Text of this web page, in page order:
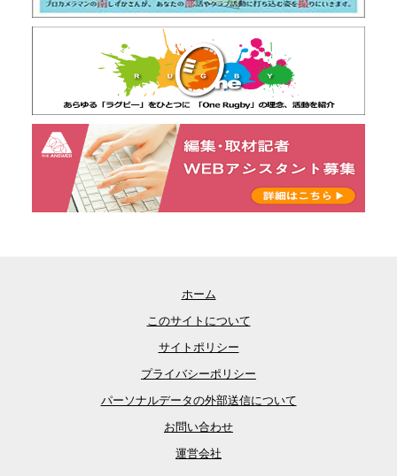
ホーム
このサイトについて
サイトポリシー
プライバシーポリシー
パーソナルデータの外部送信について
お問い合わせ
運営会社